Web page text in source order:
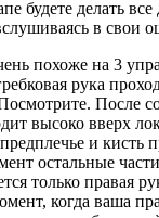
будете делать
в свои
похоже на 3
рука
После
высоко вверх
и кисть
остальные
только правая
когда ваша